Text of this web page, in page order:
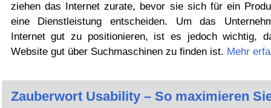
ziehen das Internet zurate, bevor sie sich für ein
eine Dienstleistung entscheiden. Um das
Internet gut zu positionieren, ist es jedoch wichtig,
Website gut über Suchmaschinen zu finden ist. Mehr
Zauberwort Usability – So maximieren